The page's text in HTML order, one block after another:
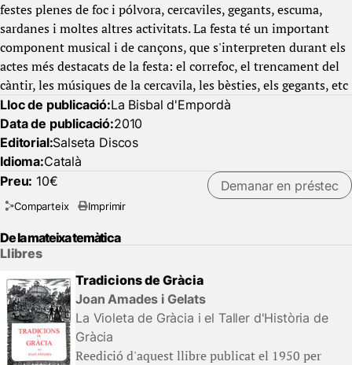
festes plenes de foc i pólvora, cercaviles, gegants, escuma,
sardanes i moltes altres activitats. La festa té un important
component musical i de cançons, que s'interpreten durant els
actes més destacats de la festa: el correfoc, el trencament del
càntir, les músiques de la cercavila, les bèsties, els gegants, etc
Lloc de publicació:La Bisbal d'Empordà
Data de publicació:2010
Editorial:Salseta Discos
Idioma:Català
Preu: 10€ Demanar en préstec
Comparteix Imprimir
De la mateixa temàtica
Llibres
Tradicions de Gràcia
Joan Amades i Gelats
La Violeta de Gràcia i el Taller d'Història de
Gràcia
Reedició d'aquest llibre publicat el 1950 per